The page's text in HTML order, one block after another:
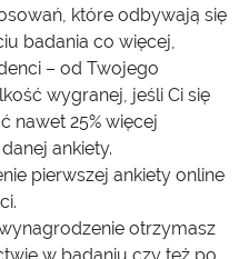
które odbywają się
badania co więcej,
– od Twojego
wygranej, jeśli Ci się
nawet 25% więcej
ankiety.
pierwszej ankiety online
otrzymasz